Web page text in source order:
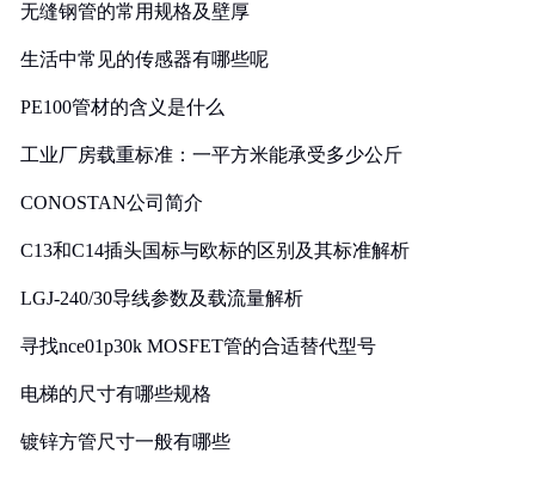
无缝钢管的常用规格及壁厚
生活中常见的传感器有哪些呢
PE100管材的含义是什么
工业厂房载重标准：一平方米能承受多少公斤
CONOSTAN公司简介
C13和C14插头国标与欧标的区别及其标准解析
LGJ-240/30导线参数及载流量解析
寻找nce01p30k MOSFET管的合适替代型号
电梯的尺寸有哪些规格
镀锌方管尺寸一般有哪些